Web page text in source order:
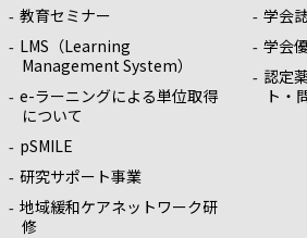
教育セミナー
LMS（Learning
Management System）
e-ラーニングによる単位取得
について
pSMILE
研究サポート事業
地域緩和ケアネットワーク研
修
学会
学会
認定
ト・